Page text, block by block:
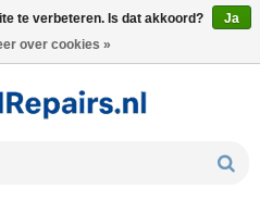
te verbeteren. Is dat akkoord?
Ja
over cookies »